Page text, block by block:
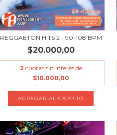
REGGAETON HITS 2 - 90-108 BPM
$20.000,00
2 cuotas sin interés de
$10.000,00